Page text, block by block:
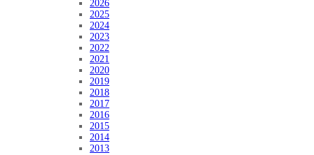
2026
2025
2024
2023
2022
2021
2020
2019
2018
2017
2016
2015
2014
2013